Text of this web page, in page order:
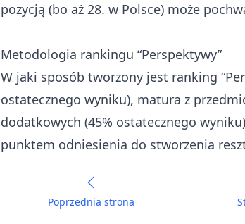
pozycją (bo aż 28. w Polsce) może
Metodologia rankingu “Perspektywy”
W jaki sposób tworzony jest ranking
ostatecznego wyniku), matura z
dodatkowych (45% ostatecznego
punktem odniesienia do stworzenia
Poprzednia strona